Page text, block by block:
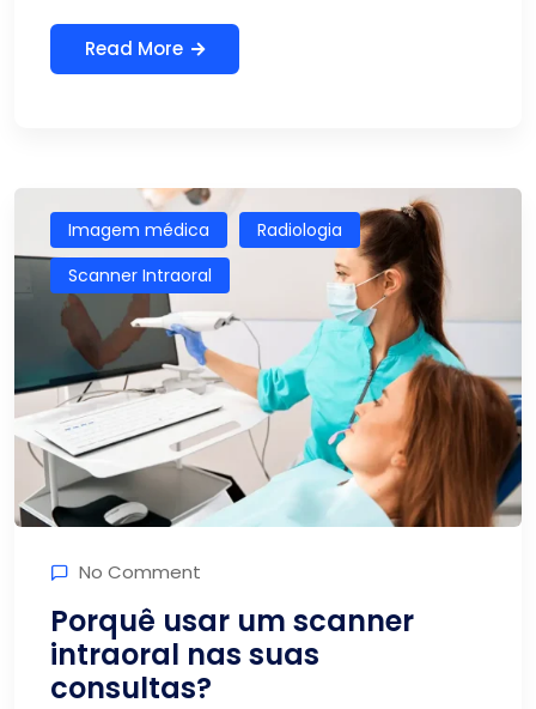
Read More
Imagem médica
Radiologia
Scanner Intraoral
No Comment
Porquê usar um scanner
intraoral nas suas
consultas?